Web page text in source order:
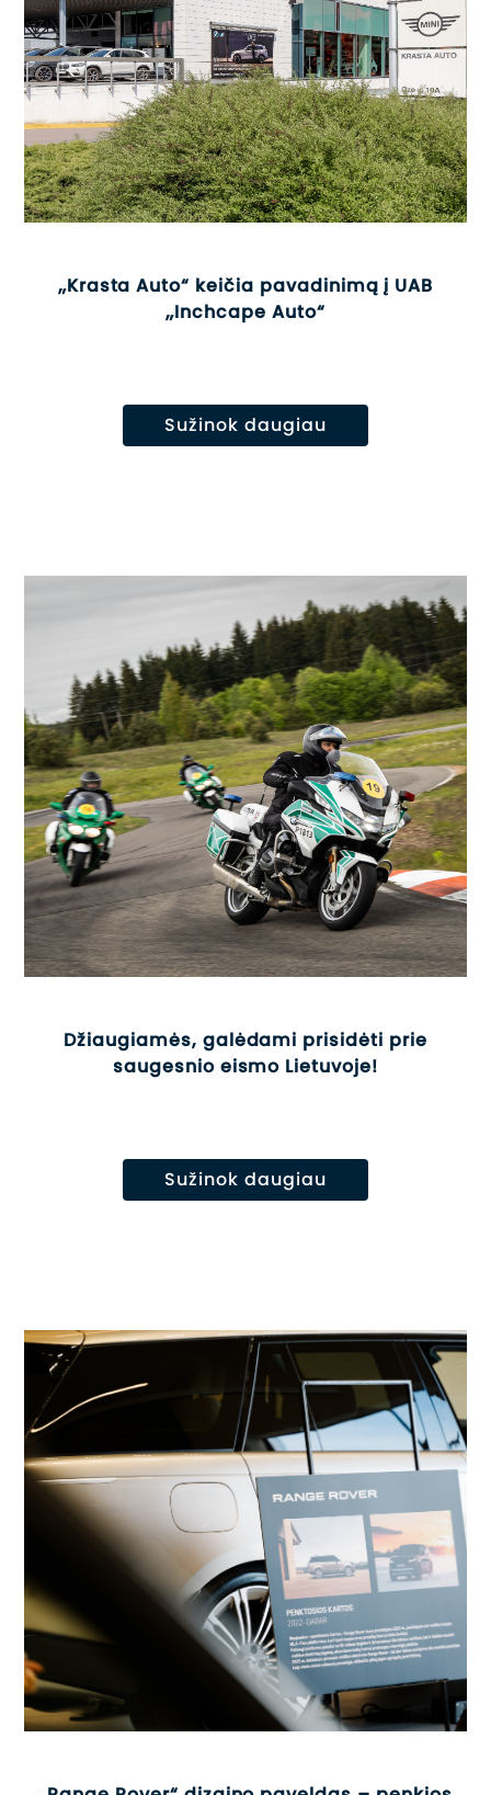
„Krasta Auto“ keičia pavadinimą į UAB
„Inchcape Auto“
Sužinok daugiau
Džiaugiamės, galėdami prisidėti prie
saugesnio eismo Lietuvoje!
Sužinok daugiau